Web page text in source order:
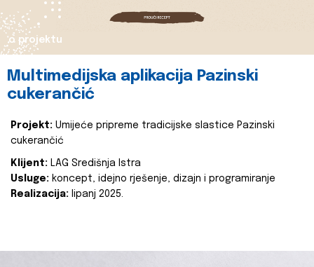
o projektu
Multimedijska aplikacija Pazinski
cukerančić
Projekt: Umijeće pripreme tradicijske slastice Pazinski
cukerančić
Klijent: LAG Središnja Istra
Usluge: koncept, idejno rješenje, dizajn i programiranje
Realizacija: lipanj 2025.